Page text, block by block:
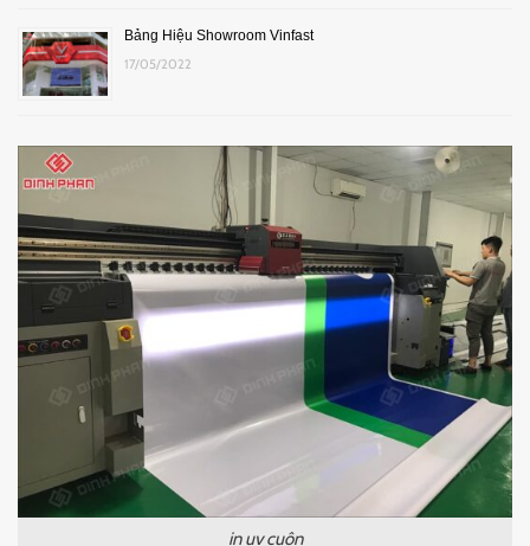
Bảng Hiệu Showroom Vinfast
17/05/2022
in uv cuộn